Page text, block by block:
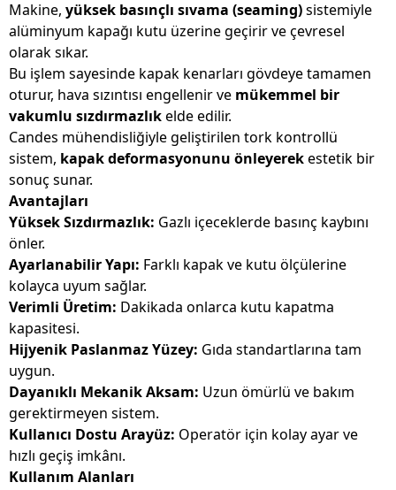
Makine, yüksek basınçlı sıvama (seaming)sistemiyle
alüminyum kapağı kutu üzerine geçirir ve çevresel
olarak sıkar.
Bu işlem sayesinde kapak kenarları gövdeye tamamen
oturur, hava sızıntısı engellenir ve mükemmel bir
vakumlu sızdırmazlıkelde edilir.
Candes mühendisliğiyle geliştirilen tork kontrollü
sistem, kapak deformasyonunu önleyerekestetik bir
sonuç sunar.
Avantajları
Yüksek Sızdırmazlık: Gazlı içeceklerde basınç kaybını
önler.
Ayarlanabilir Yapı: Farklı kapak ve kutu ölçülerine
kolayca uyum sağlar.
Verimli Üretim: Dakikada onlarca kutu kapatma
kapasitesi.
Hijyenik Paslanmaz Yüzey: Gıda standartlarına tam
uygun.
Dayanıklı Mekanik Aksam: Uzun ömürlü ve bakım
gerektirmeyen sistem.
Kullanıcı Dostu Arayüz: Operatör için kolay ayar ve
hızlı geçiş imkânı.
Kullanım Alanları